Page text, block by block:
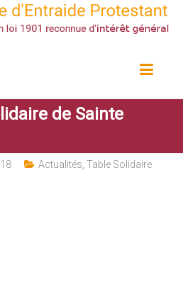
de Sainte
Actualités,Table Solidaire